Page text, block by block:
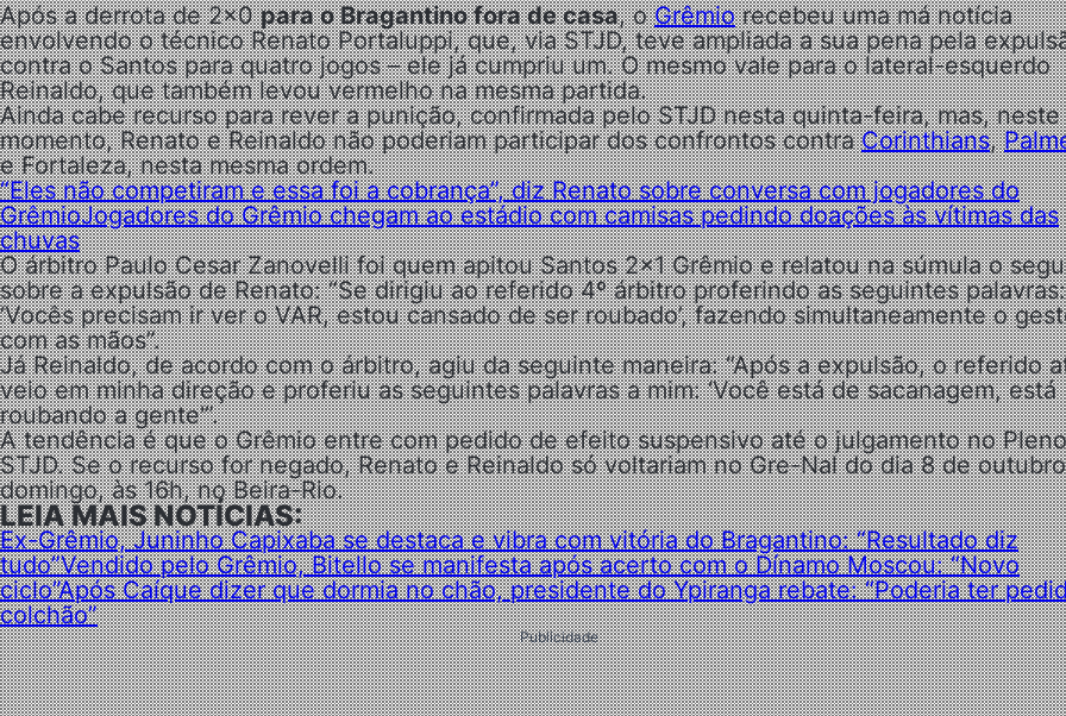
Após a derrota de 2×0para o Bragantino fora de casa, oGrêmiorecebeu uma má notícia
envolvendo o técnico Renato Portaluppi, que, via STJD, teve ampliada a sua pena pela
contra o Santos para quatro jogos – ele já cumpriu um. O mesmo vale para o lateral-esquerdo
Reinaldo, que também levou vermelho na mesma partida.
Ainda cabe recurso para rever a punição, confirmada pelo STJD nesta quinta-feira, mas, neste
momento, Renato e Reinaldo não poderiam participar dos confrontos contraCorinthians,
e Fortaleza, nesta mesma ordem.
“Eles não competiram e essa foi a cobrança”, diz Renato sobre conversa com jogadores do
GrêmioJogadores do Grêmio chegam ao estádio com camisas pedindo doações às vítimas das
chuvas
O árbitro Paulo Cesar Zanovelli foi quem apitou Santos 2×1 Grêmio e relatou na súmula o
sobre a expulsão de Renato: “Se dirigiu ao referido 4º árbitro proferindo as seguintes palavras:
‘Vocês precisam ir ver o VAR, estou cansado de ser roubado’, fazendo simultaneamente o
com as mãos”.
Já Reinaldo, de acordo com o árbitro, agiu da seguinte maneira: “Após a expulsão, o referido
veio em minha direção e proferiu as seguintes palavras a mim: ‘Você está de sacanagem, está
roubando a gente'”.
A tendência é que o Grêmio entre com pedido de efeito suspensivo até o julgamento no
STJD. Se o recurso for negado, Renato e Reinaldo só voltariam no Gre-Nal do dia 8 de
domingo, às 16h, no Beira-Rio.
LEIA MAIS NOTÍCIAS:
Ex-Grêmio, Juninho Capixaba se destaca e vibra com vitória do Bragantino: “Resultado diz
tudo”Vendido pelo Grêmio, Bitello se manifesta após acerto com o Dínamo Moscou: “Novo
ciclo”Após Caíque dizer que dormia no chão, presidente do Ypiranga rebate: “Poderia ter
colchão”
Publicidade